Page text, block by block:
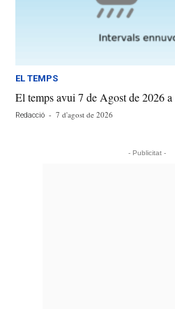
EL TEMPS
El temps avui 7 de Agost de 2026 a
Redacció - 7 d'agost de 2026
- Publicitat -